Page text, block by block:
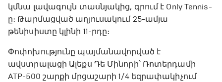
կմնա լավագույն տասնյակից, գրում է Only Tennis-
ը։ Թարմացված աղյուսակում 25-ամյա
թենիսիստը կլինի 11-րդը։
Փոփոխությունը պայմանավորված է
ավստրալացի Ալեքս Դե Մինորի՝ Ռոտերդամի
ATP-500 շարքի մրցաշարի 1/4 եզրափակիչում